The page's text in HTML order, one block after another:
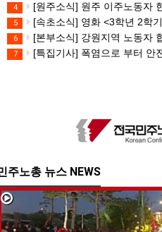
4 [원주소식] 원주 이주노동자
5 [속초소식] 영화 <3학년 2학
6 [본부소식] 강원지역 노동자
7 [특집기사] 폭염으로 부터 안
주노총 뉴스 NEWS